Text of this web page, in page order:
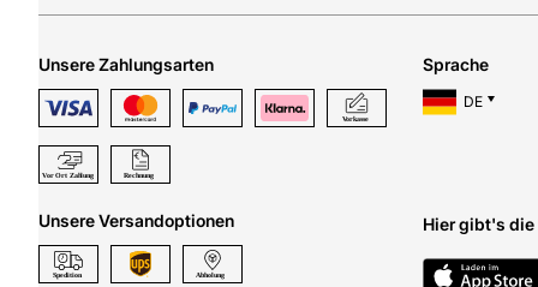
Unsere Zahlungsarten
Unsere Versandoptionen
Sprache
DE
Hier gibt's